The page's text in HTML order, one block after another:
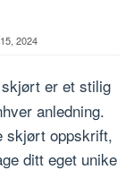
2024
er et stilig
anledning.
skjørt oppskrift,
ditt eget unike